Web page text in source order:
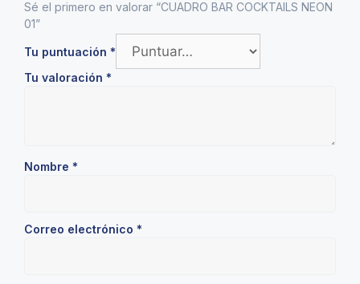
Sé el primero en valorar “CUADRO BAR COCKTAILS NEON
01”
Tu puntuación *
Tu valoración *
Nombre *
Correo electrónico *